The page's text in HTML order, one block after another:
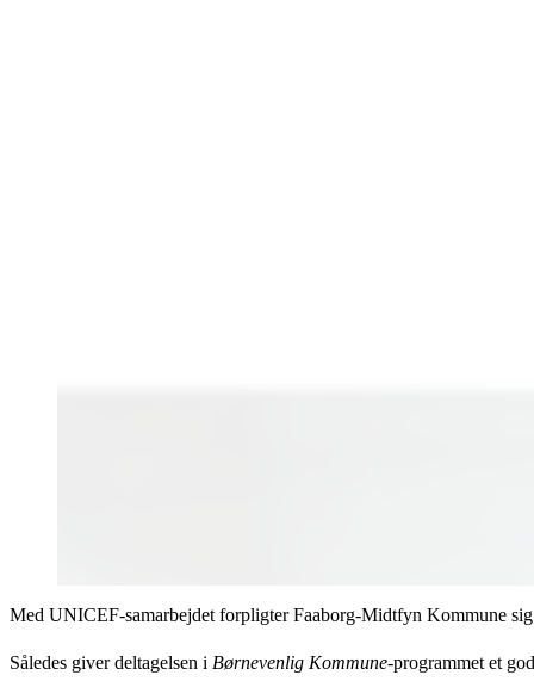
Med UNICEF-samarbejdet forpligter Faaborg-Midtfyn Kommune
Således giver deltagelsen i Børnevenlig Kommune-programmet et